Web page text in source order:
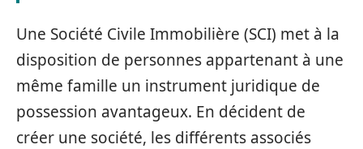
Une Société Civile Immobilière (SCI) met à la
disposition de personnes appartenant à une
même famille un instrument juridique de
possession avantageux. En décident de
créer une société, les différents associés